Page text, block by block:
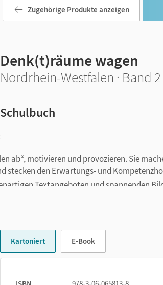
Zugehörige Produkte anzeigen
Denk(t)räume wagen
Nordrhein-Westfalen · Band 2
Schulbuch
ab“, motivieren und provozieren. Sie
stecken den Erwartungs- und
Textangeboten und spannenden
ein.
entdeckengezielt gefördert.
Kartoniert E-Book